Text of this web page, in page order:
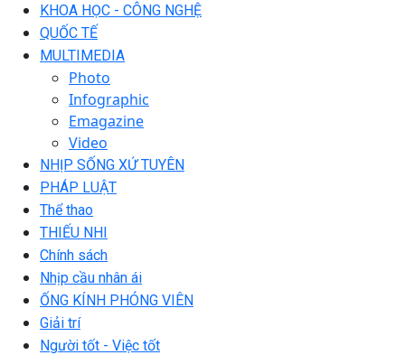
KHOA HỌC - CÔNG NGHỆ
QUỐC TẾ
MULTIMEDIA
Photo
Infographic
Emagazine
Video
NHỊP SỐNG XỨ TUYÊN
PHÁP LUẬT
Thể thao
THIẾU NHI
Chính sách
Nhịp cầu nhân ái
ỐNG KÍNH PHÓNG VIÊN
Giải trí
Người tốt - Việc tốt